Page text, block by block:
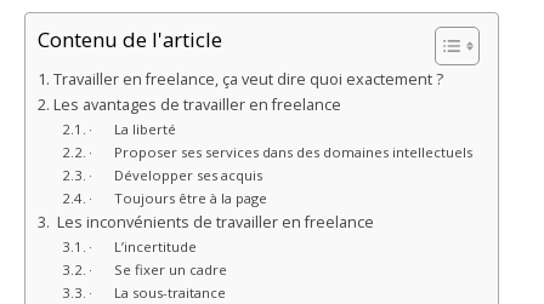
Contenu de l'article
Travailler en freelance, ça veut dire quoi exactement ?
Les avantages de travailler en freelance
· La liberté
· Proposer ses services dans des domaines intellectuels
· Développer ses acquis
· Toujours être à la page
Les inconvénients de travailler en freelance
· L’incertitude
· Se fixer un cadre
· La sous-traitance